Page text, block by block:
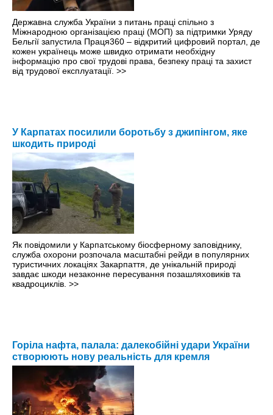
Державна служба України з питань праці спільно з
Міжнародною організацією праці (МОП) за підтримки Уряду
Бельгії запустила Праця360 – відкритий цифровий портал, де
кожен українець може швидко отримати необхідну
інформацію про свої трудові права, безпеку праці та захист
від трудової експлуатації. >>
У Карпатах посилили боротьбу з джипінгом, яке
шкодить природі
Як повідомили у Карпатському біосферному заповіднику,
служба охорони розпочала масштабні рейди в популярних
туристичних локаціях Закарпаття, де унікальній природі
завдає шкоди незаконне пересування позашляховиків та
квадроциклів. >>
Горіла нафта, палала: далекобійні удари України
створюють нову реальність для кремля